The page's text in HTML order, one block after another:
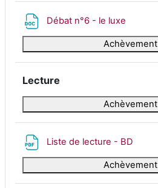
Débat n°6 - le luxe
Achèvement
Achèvement
Lecture
Liste de lecture - BD
Achèvement